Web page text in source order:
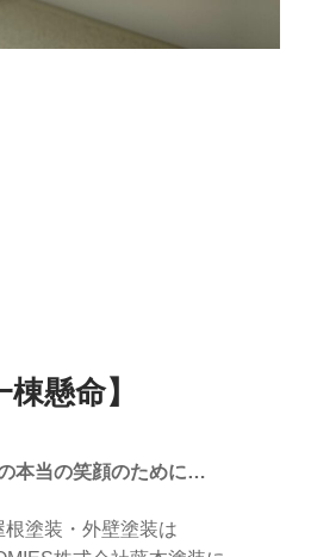
棟懸命】
本当の笑顔のために…
根塗装・外壁塗装は